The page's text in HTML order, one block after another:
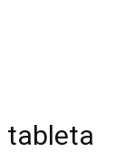
tableta